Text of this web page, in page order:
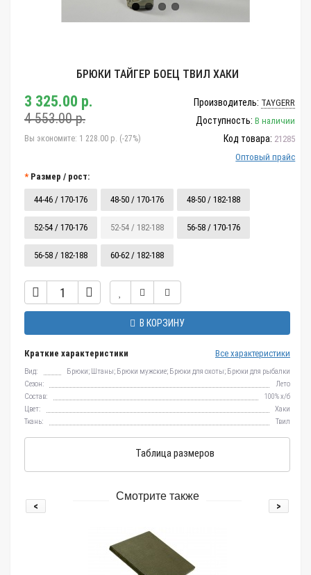
БРЮКИ ТАЙГЕР БОЕЦ ТВИЛ ХАКИ
3 325.00 р.
4 553.00 р.
Вы экономите: 1 228.00 р. (-27%)
Производитель: TAYGERR
Доступность: В наличии
Код товара: 21285
Оптовый прайс
Размер / рост:
44-46 / 170-176 48-50 / 170-176 48-50 / 182-188
52-54 / 170-176 52-54 / 182-188 56-58 / 170-176
56-58 / 182-188 60-62 / 182-188
В КОРЗИНУ
Краткие характеристики Все характеристики
Вид:
Брюки; Штаны; Брюки мужские; Брюки для охоты; Брюки для рыбалки
Сезон:
Лето
Состав:
100% х/б
Цвет:
Хаки
Ткань:
Твил
Таблица размеров
Смотрите также
< >